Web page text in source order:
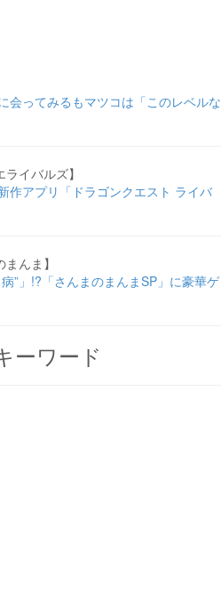
会ってみるもマツコは「このレベルな
イバルズ】
作アプリ「ドラゴンクエスト ライバ
んま】
”」!?「さんまのまんまSP」に豪華ゲ
ーワード